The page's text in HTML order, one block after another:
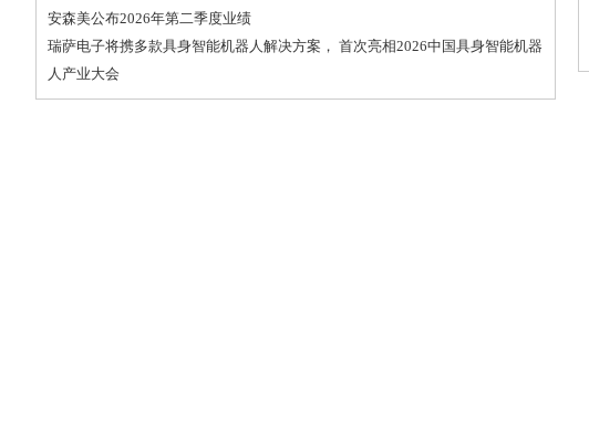
安森美公布2026年第二季度业绩
瑞萨电子将携多款具身智能机器人解决方案， 首次亮相2026中国具身智能机器
人产业大会